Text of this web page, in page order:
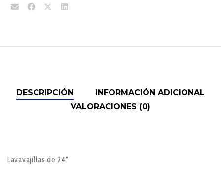
DESCRIPCIÓN
INFORMACIÓN ADICIONAL
VALORACIONES (0)
Lavavajillas de 24″